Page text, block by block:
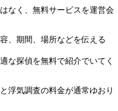
なく、無料サービスを運営会
、期間、場所などを伝える
な探偵を無料で紹介でいてく
浮気調査の料金が通常ゆおり